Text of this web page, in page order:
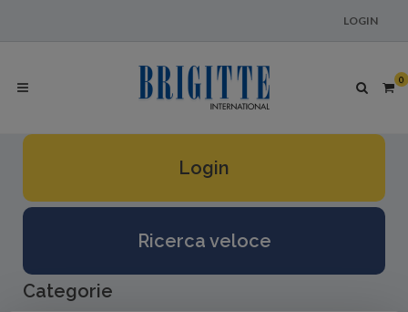
LOGIN
0
Login
Ricerca veloce
Categorie